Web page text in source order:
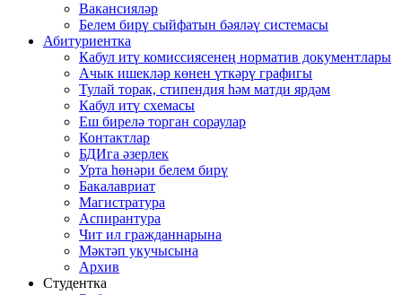
Вакансияләр
Белем бирү сыйфатын бәяләү системасы
Абитуриентка
Кабул итү комиссиясенең норматив документлары
Ачык ишекләр көнен үткәрү графигы
Тулай торак, стипендия һәм матди ярдәм
Кабул итү схемасы
Еш бирелә торган сораулар
Контактлар
БДИга әзерлек
Урта һөнәри белем бирү
Бакалавриат
Магистратура
Аспирантура
Чит ил гражданнарына
Мәктәп укучысына
Архив
Студентка